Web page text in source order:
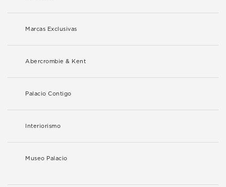
Marcas Exclusivas
Abercrombie & Kent
Palacio Contigo
Interiorismo
Museo Palacio